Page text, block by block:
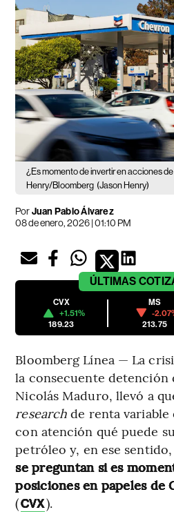
¿Es momento de invertir en acciones
Henry/Bloomberg (Jason Henry)
PorJuan Pablo Álvarez
08 de enero, 2026 | 01:10 PM
ÚLTIMAS
CVX
+1.51%
189.23
MS
-
213.75
Bloomberg Línea — La
la consecuente detención
Nicolás Maduro, llevó a
researchde renta
con atención qué puede
petróleo y, en ese
se preguntan si es
posiciones en papeles de
(CVX).